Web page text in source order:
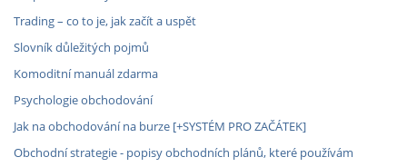
Trading – co to je, jak začít a uspět
Slovník důležitých pojmů
Komoditní manuál zdarma
Psychologie obchodování
Jak na obchodování na burze [+SYSTÉM PRO ZAČÁTEK]
Obchodní strategie - popisy obchodních plánů, které používám